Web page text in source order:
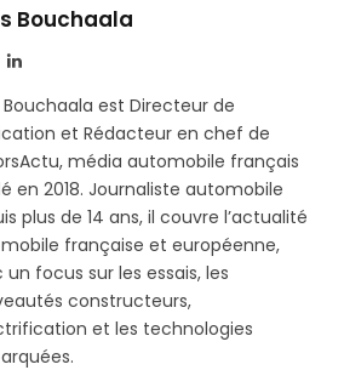
Telegram
Bouchaala
LinkedIn
Bouchaala est Directeur de
et Rédacteur en chef de
média automobile français
en 2018. Journaliste automobile
plus de 14 ans, il couvre l’actualité
française et européenne,
un focus sur les essais, les
constructeurs,
et les technologies